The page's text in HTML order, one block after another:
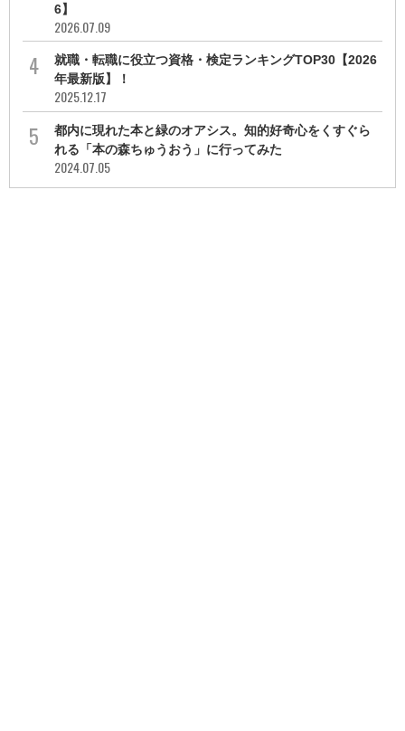
6】
2026.07.09
就職・転職に役立つ資格・検定ランキングTOP30【2026
年最新版】！
2025.12.17
都内に現れた本と緑のオアシス。知的好奇心をくすぐら
れる「本の森ちゅうおう」に行ってみた
2024.07.05